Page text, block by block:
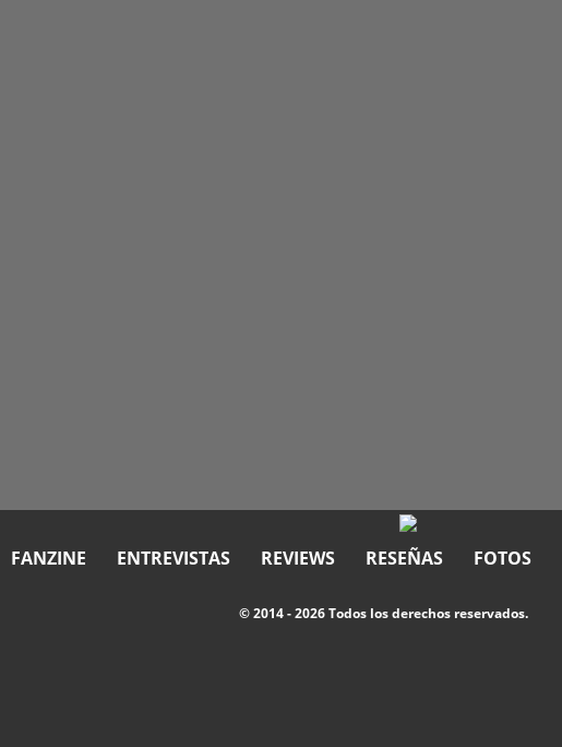
FANZINE ENTREVISTAS REVIEWS RESEÑAS FOTOS
© 2014 - 2026 Todos los derechos reservados.